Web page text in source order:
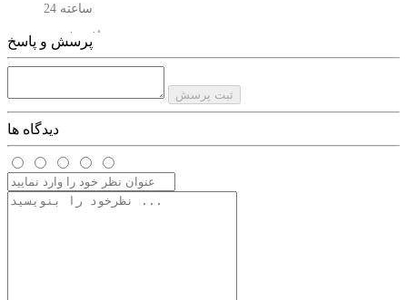
24 ساعته
بافت فومی
بدون
الکل، آلومینیوم، رنگ، روغن‌های معدنی و سیلیکون
موهارو خشک نمیکند
پرسش و پاسخ
ثبت پرسش
دیدگاه ها